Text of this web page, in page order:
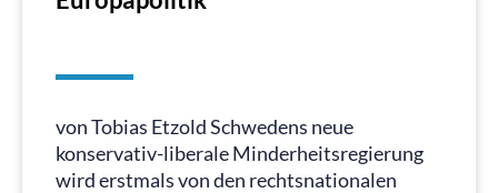
von Tobias Etzold Schwedens neue
konservativ-liberale Minderheitsregierung
wird erstmals von den rechtsnationalen